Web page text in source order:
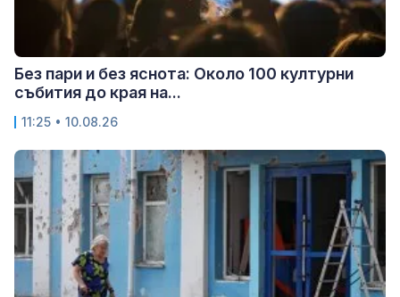
Без пари и без яснота: Около 100 културни
събития до края на...
11:25 • 10.08.26